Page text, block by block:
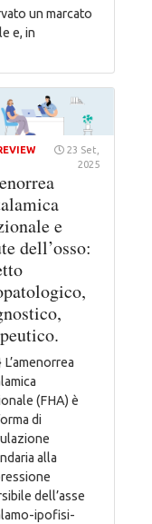
un marcato
e, in
23 Set,
2025
e
dell’osso:
(FHA) è
di
alla
dell’asse
ipofisi-